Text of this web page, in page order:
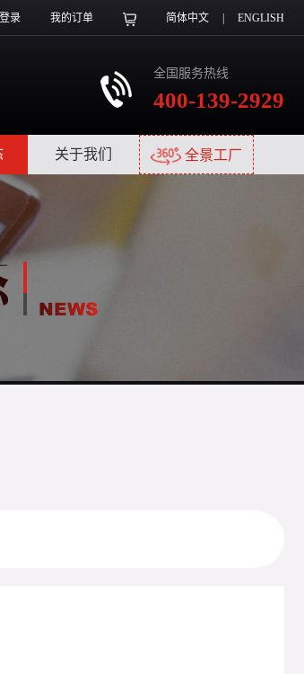
登录 我的订单 简体中文 ENGLISH
全国服务热线
400-139-2929
关于我们 全景工厂